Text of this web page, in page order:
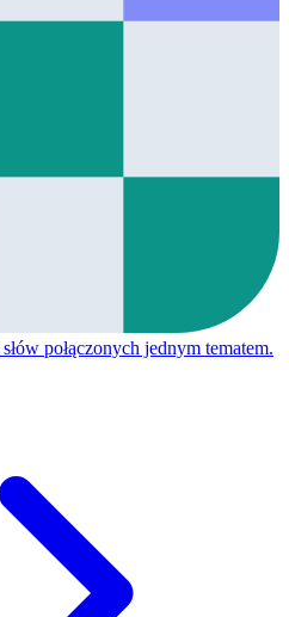
połączonych jednym tematem.